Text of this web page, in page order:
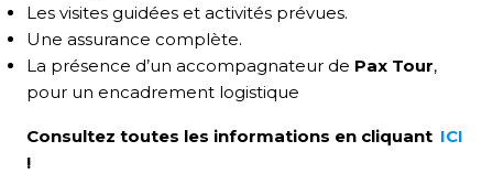
Les visites guidées et activités prévues.
Une assurance complète.
La présence d’un accompagnateur de Pax Tour,
pour un encadrement logistique
Consultez toutes les informations en cliquant ICI
!